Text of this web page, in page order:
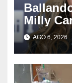
Milly
colpo:
Muti e
AGO 6, 2026